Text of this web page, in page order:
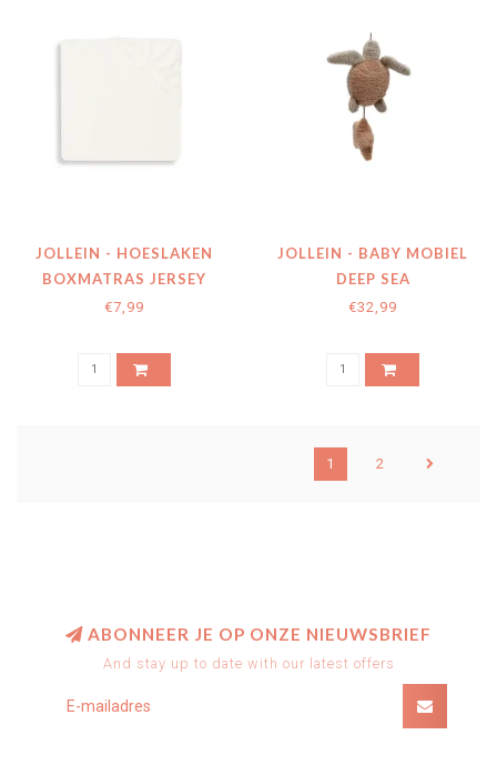
JOLLEIN - HOESLAKEN
BOXMATRAS JERSEY
75X95CM - IVORY
€7,99
JOLLEIN - BABY MOBIEL
DEEP SEA
€32,99
1 2
ABONNEER JE OP ONZE NIEUWSBRIEF
And stay up to date with our latest offers